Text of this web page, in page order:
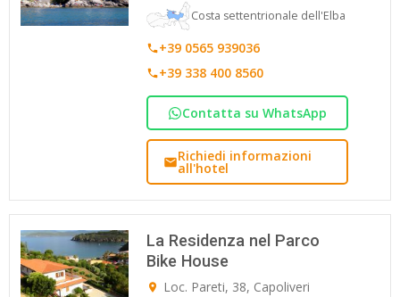
Costa settentrionale dell'Elba
+39 0565 939036
+39 338 400 8560
Contatta su WhatsApp
Richiedi informazioni
all'hotel
La Residenza nel Parco
Bike House
Loc. Pareti, 38, Capoliveri